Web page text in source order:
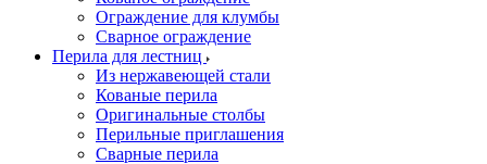
Ограждение для клумбы
Сварное ограждение
Перила для лестниц
Из нержавеющей стали
Кованые перила
Оригинальные столбы
Перильные приглашения
Сварные перила